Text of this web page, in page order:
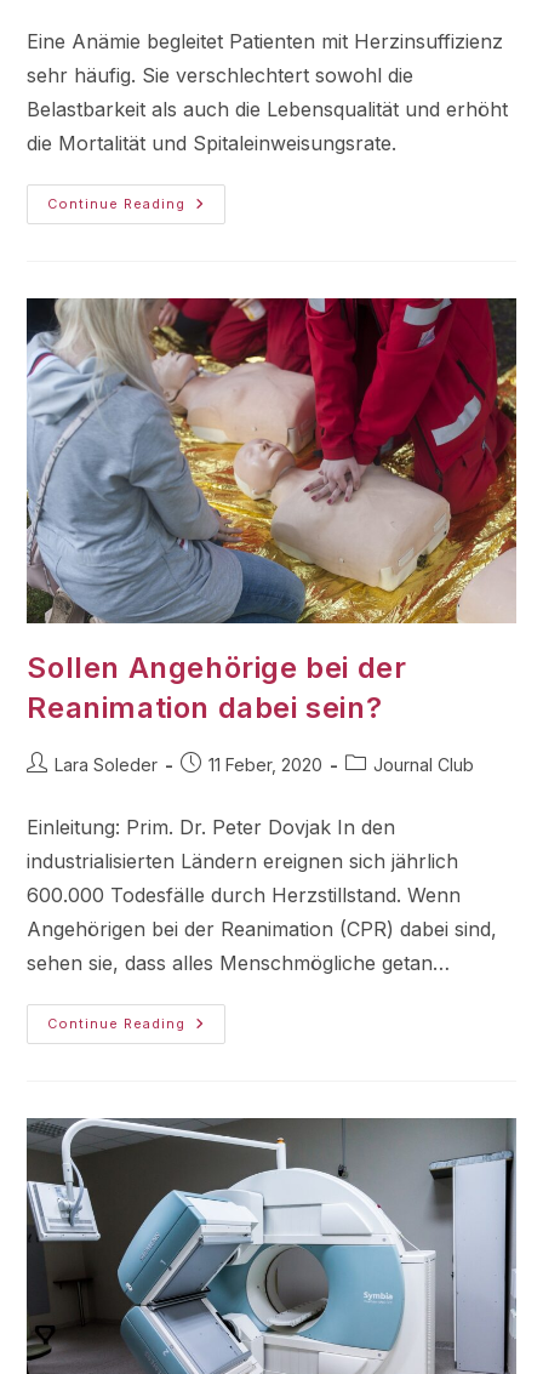
Eine Anämie begleitet Patienten mit Herzinsuffizienz
sehr häufig. Sie verschlechtert sowohl die
Belastbarkeit als auch die Lebensqualität und erhöht
die Mortalität und Spitaleinweisungsrate.
Continue Reading
Sollen Angehörige bei der
Reanimation dabei sein?
Lara Soleder 11 Feber, 2020 Journal Club
Einleitung: Prim. Dr. Peter Dovjak In den
industrialisierten Ländern ereignen sich jährlich
600.000 Todesfälle durch Herzstillstand. Wenn
Angehörigen bei der Reanimation (CPR) dabei sind,
sehen sie, dass alles Menschmögliche getan…
Continue Reading